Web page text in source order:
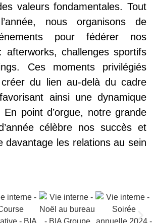
valeurs fondamentales. Tout
nous organisons de
pour fédérer nos
afterworks, challenges sportifs
Ces moments privilégiés
du lien au-delà du cadre
ainsi une dynamique
point d’orgue, notre grande
célèbre nos succès et
davantage les relations au sein